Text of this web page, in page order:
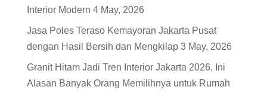
Interior Modern 4 May, 2026
Jasa Poles Teraso Kemayoran Jakarta Pusat
dengan Hasil Bersih dan Mengkilap 3 May, 2026
Granit Hitam Jadi Tren Interior Jakarta 2026, Ini
Alasan Banyak Orang Memilihnya untuk Rumah